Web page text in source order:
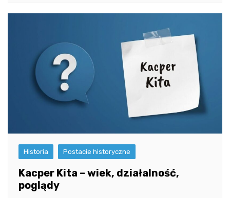
Historia Postacie historyczne
Kacper Kita – wiek, działalność,
poglądy